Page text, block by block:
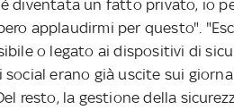
diventata un fatto privato, io
applaudirmi per questo".
o legato ai dispositivi di
erano già uscite sui
resto, la gestione della